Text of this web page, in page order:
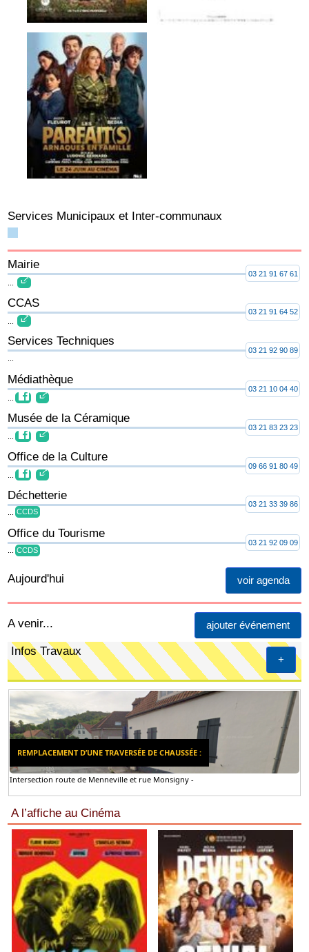
Services Municipaux et Inter-communaux
Mairie
03 21 91 67 61
CCAS
03 21 91 64 52
Services Techniques
03 21 92 90 89
Médiathèque
03 21 10 04 40
Musée de la Céramique
03 21 83 23 23
Office de la Culture
09 66 91 80 49
Déchetterie
CCDS
03 21 33 39 86
Office du Tourisme
... CCDS
03 21 92 09 09
voir agenda
Aujourd'hui
A venir... ajouter événement
+
Infos Travaux
REMPLACEMENT D’UNE TRAVERSÉE DE CHAUSSÉE :
Intersection route de Menneville et rue Monsigny -
A l’affiche au Cinéma